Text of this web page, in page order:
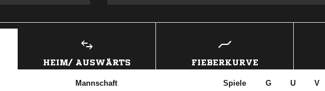
HEIM/ AUSWÄRTS FIEBERKURVE
Mannschaft Spiele G U V